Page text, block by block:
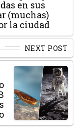
en sus
(muchas)
la ciudad
NEXT POST